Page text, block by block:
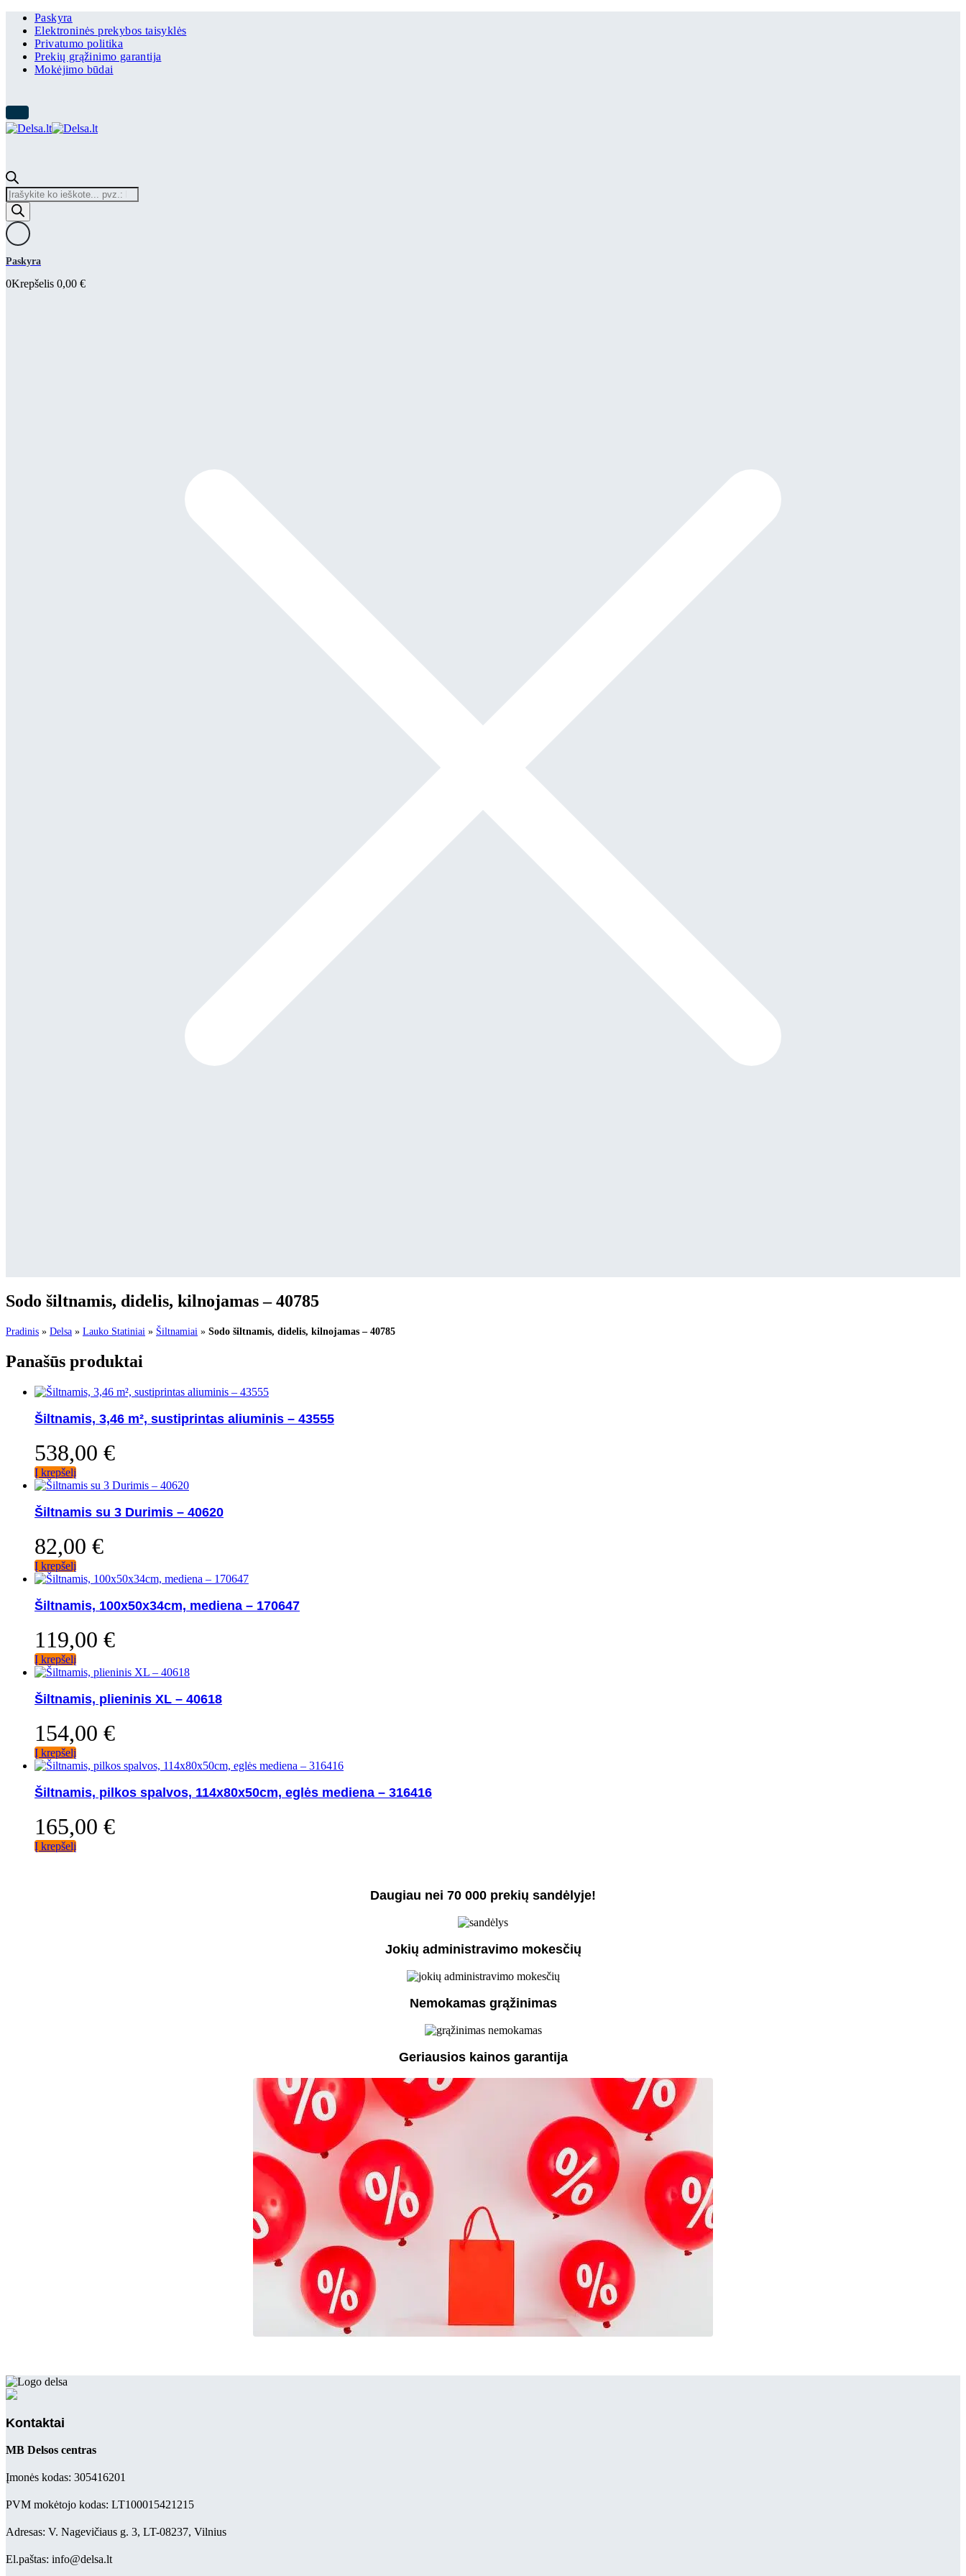
Paskyra
Elektroninės prekybos taisyklės
Privatumo politika
Prekių grąžinimo garantija
Mokėjimo būdai
Products
search
Paskyra
0Krepšelis 0,00 €
Sodo šiltnamis, didelis, kilnojamas – 40785
Pradinis » Delsa » Lauko Statiniai » Šiltnamiai » Sodo šiltnamis, didelis, kilnojamas – 40785
Panašūs produktai
Šiltnamis, 3,46 m², sustiprintas aliuminis – 43555
538,00 €
Į krepšelį
Šiltnamis su 3 Durimis – 40620
82,00 €
Į krepšelį
Šiltnamis, 100x50x34cm, mediena – 170647
119,00 €
Į krepšelį
Šiltnamis, plieninis XL – 40618
154,00 €
Į krepšelį
Šiltnamis, pilkos spalvos, 114x80x50cm, eglės mediena – 316416
165,00 €
Į krepšelį
Daugiau nei 70 000 prekių sandėlyje!
Jokių administravimo mokesčių
Nemokamas grąžinimas
Geriausios kainos garantija
Kontaktai
MB Delsos centras
Įmonės kodas: 305416201
PVM mokėtojo kodas: LT100015421215
Adresas: V. Nagevičiaus g. 3, LT-08237, Vilnius
El.paštas: info@delsa.lt